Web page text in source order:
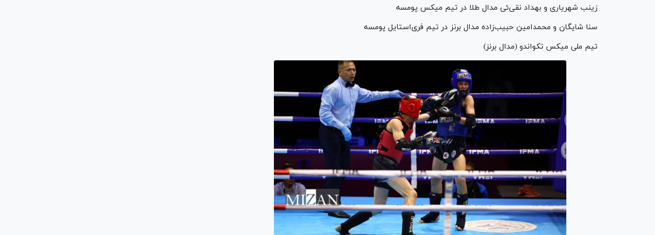
زینب شهریاری و بهداد نقی‌ئی مدال طلا در تیم میکس پومسه
سنا شایگان و محمدامین حبیب‌زاده مدال برنز در تیم فری‌استایل پومسه
تیم ملی میکس تکواندو (مدال برنز)